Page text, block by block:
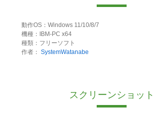
動作OS：Windows 11/10/8/7
機種：IBM-PC x64
種類：フリーソフト
作者： SystemWatanabe
スクリーンショット